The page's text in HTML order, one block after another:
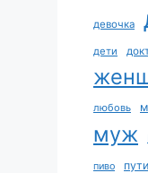
девочка
дети
любовь
муж
пиво